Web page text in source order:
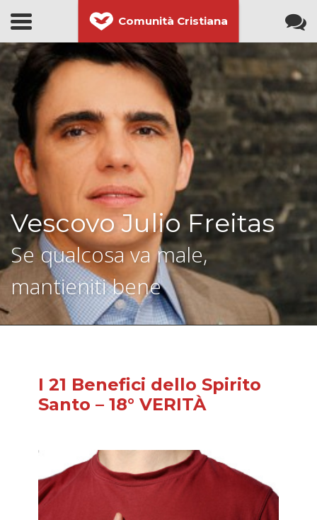
Comunità Cristiana
Vescovo Julio Freitas
Se qualcosa va male,
mantieniti bene
I 21 Benefici dello Spirito
Santo – 18° VERITÀ